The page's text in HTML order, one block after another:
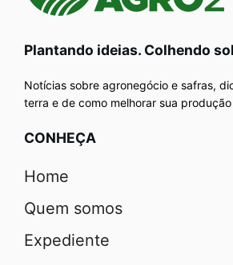
Plantando ideias. Colhendo
Notícias sobre agronegócio e safras,
terra e de como melhorar sua
CONHEÇA
Home
Quem somos
Expediente